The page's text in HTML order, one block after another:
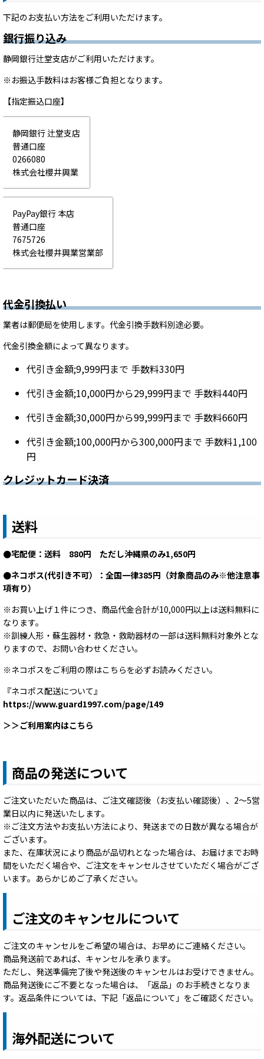
下記のお支払い方法をご利用いただけます。
銀行振り込み
静岡銀行辻堂支店がご利用いただけます。
※お振込手数料はお客様ご負担となります。
【指定振込口座】
静岡銀行 辻堂支店
普通口座
0266080
株式会社櫻井興業
PayPay銀行 本店
普通口座
7675726
株式会社櫻井興業営業部
代金引換払い
業者は郵便局を使用します。代金引換手数料別途必要。
代金引換金額によって異なります。
代引き金額;9,999円まで 手数料330円
代引き金額;10,000円から29,999円まで 手数料440円
代引き金額;30,000円から99,999円まで 手数料660円
代引き金額;100,000円から300,000円まで 手数料1,100
円
クレジットカード決済
送料
●宅配便：送料 880円 ただし沖縄県のみ1,650円
●ネコポス(代引き不可）
：全国一律385円（対象商品のみ※他注意事
項有り）
※お買い上げ１件につき、商品代金合計が10,000円以上は送料無料に
なります。
※訓練人形・蘇生器材・救急・救助器材の一部は送料無料対象外とな
りますので、お問い合わせください。
※ネコポスをご利用の際はこちらを必ずお読みください。
『ネコポス配送について』
https://www.guard1997.com/page/149
＞＞ご利用案内はこちら
商品の発送について
ご注文いただいた商品は、ご注文確認後（お支払い確認後）、2～5営
業日以内に発送いたします。
※ご注文方法やお支払い方法により、発送までの日数が異なる場合が
ございます。
また、在庫状況により商品が品切れとなった場合は、お届けまでお時
間をいただく場合や、ご注文をキャンセルさせていただく場合がござ
います。あらかじめご了承ください。
ご注文のキャンセルについて
ご注文のキャンセルをご希望の場合は、お早めにご連絡ください。
商品発送前であれば、キャンセルを承ります。
ただし、発送準備完了後や発送後のキャンセルはお受けできません。
商品発送後にご不要となった場合は、「返品」のお手続きとなりま
す。返品条件については、下記「返品について」をご確認ください。
海外配送について